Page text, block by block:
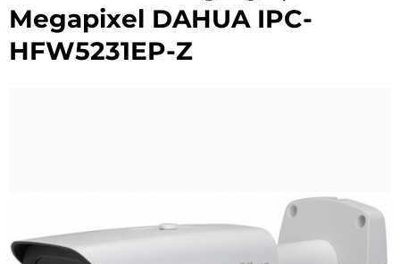
Megapixel DAHUA IPC-
HFW5231EP-Z